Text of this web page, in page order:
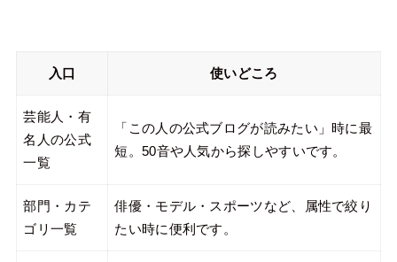
入口 使いどころ
芸能人・有
名人の公式
一覧
「この人の公式ブログが読みたい」時に最
短。50音や人気から探しやすいです。
部門・カテ
ゴリ一覧
俳優・モデル・スポーツなど、属性で絞り
たい時に便利です。